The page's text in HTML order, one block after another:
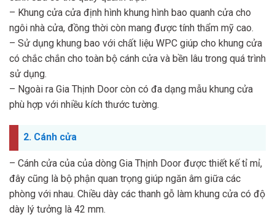
– Khung cửa cửa định hình khung hình bao quanh cửa cho
ngôi nhà cửa, đồng thời còn mang được tính thẩm mỹ cao.
– Sử dụng khung bao với chất liệu WPC giúp cho khung cửa
có chắc chắn cho toàn bộ cánh cửa và bền lâu trong quá trình
sử dụng.
– Ngoài ra Gia Thịnh Door còn có đa dạng mẫu khung cửa
phù hợp với nhiều kích thước tường.
2. Cánh cửa
– Cánh cửa của của dòng Gia Thịnh Door được thiết kế tỉ mỉ,
đây cũng là bộ phận quan trọng giúp ngăn âm giữa các
phòng với nhau. Chiều dày các thanh gỗ làm khung cửa có độ
dày lý tưởng là 42 mm.